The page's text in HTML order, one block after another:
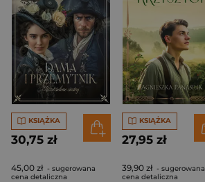
KSIĄŻKA
30,75 zł
45,00 zł - sugerowana
cena detaliczna
KSIĄŻKA
27,95 zł
39,90 zł - sugerowana
cena detaliczna